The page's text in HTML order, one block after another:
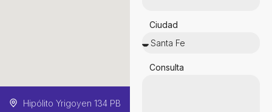
Hipólito Yrigoyen 134 PB
Ciudad
Consulta